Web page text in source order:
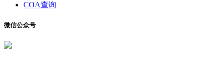
COA查询
微信公众号